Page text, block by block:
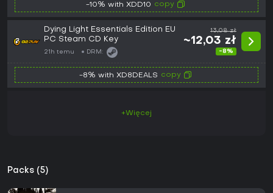
-10% with XDD10 copy
Dying Light Essentials Edition EU
PC Steam CD Key
21h temu DRM:
13,08 zł
~12,03 zł
-8%
-8% with XD8DEALS copy
+Więcej
Packs (5)